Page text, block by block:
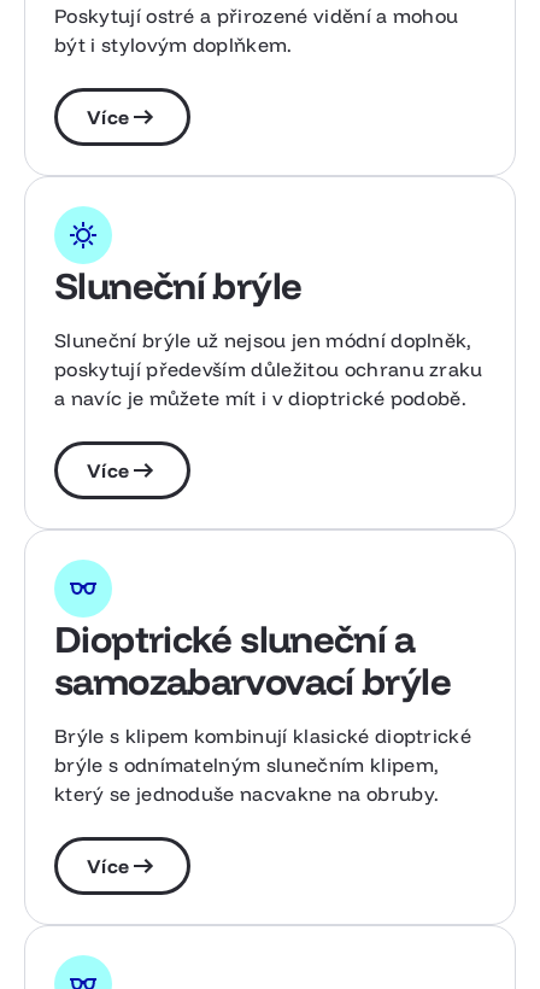
Poskytují ostré a přirozené vidění a mohou
být i stylovým doplňkem.
Více
Sluneční brýle
Sluneční brýle už nejsou jen módní doplněk,
poskytují především důležitou ochranu zraku
a navíc je můžete mít i v dioptrické podobě.
Více
Dioptrické sluneční a
samozabarvovací brýle
Brýle s klipem kombinují klasické dioptrické
brýle s odnímatelným slunečním klipem,
který se jednoduše nacvakne na obruby.
Více